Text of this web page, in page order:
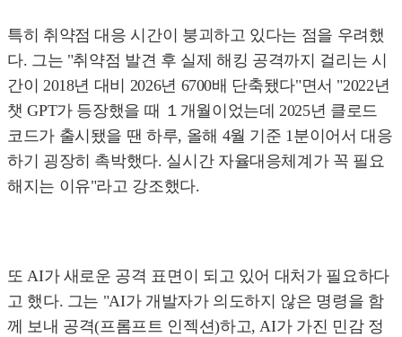
특히 취약점 대응 시간이 붕괴하고 있다는 점을 우려했
다. 그는 "취약점 발견 후 실제 해킹 공격까지 걸리는 시
간이 2018년 대비 2026년 6700배 단축됐다"면서 "2022년
챗 GPT가 등장했을 때 １개월이었는데 2025년 클로드
코드가 출시됐을 땐 하루, 올해 4월 기준 1분이어서 대응
하기 굉장히 촉박했다. 실시간 자율대응체계가 꼭 필요
해지는 이유"라고 강조했다.
또 AI가 새로운 공격 표면이 되고 있어 대처가 필요하다
고 했다. 그는 "AI가 개발자가 의도하지 않은 명령을 함
께 보내 공격(프롬프트 인젝션)하고, AI가 가진 민감 정